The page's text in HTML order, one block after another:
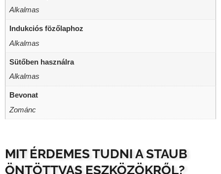
Alkalmas
Indukciós fözőlaphoz
Alkalmas
Sütőben használra
Alkalmas
Bevonat
Zománc
MIT ÉRDEMES TUDNI A STAUB
ÖNTÖTTVAS ESZKÖZÖKRŐL?